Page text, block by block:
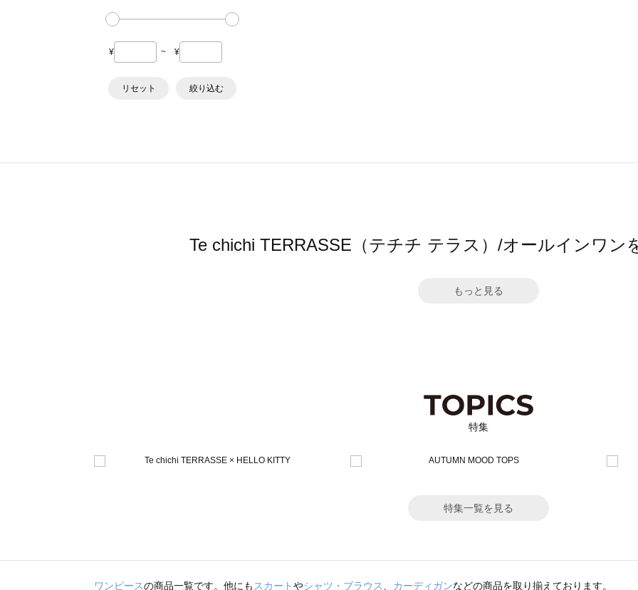
¥ ~ ¥
リセット 絞り込む
Te chichi TERRASSE（テチチ テラス）/オールインワン
もっと見る
特集
特集一覧を見る
ワンピースの商品一覧です。他にも スカートやシャツ・ブラウス カーディガンなどの商品を取り揃えております。